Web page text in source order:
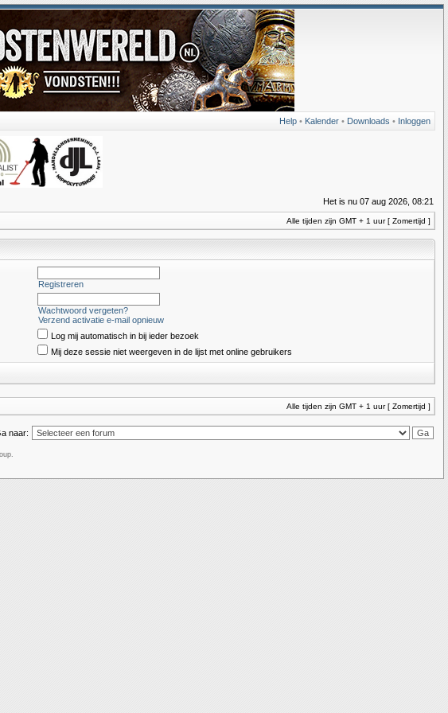
Help • Kalender • Downloads • Inloggen
Het is nu 07 aug 2026, 08:21
Alle tijden zijn GMT + 1 uur [ Zomertijd ]
Registreren
Wachtwoord vergeten?
Verzend activatie e-mail opnieuw
Log mij automatisch in bij ieder bezoek
Mij deze sessie niet weergeven in de lijst met online gebruikers
Alle tijden zijn GMT + 1 uur [ Zomertijd ]
naar: